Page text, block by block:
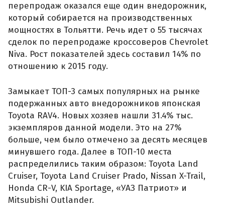
перепродаж оказался еще один внедорожник,
который собирается на производственных
мощностях в Тольятти. Речь идет о 55 тысячах
сделок по перепродаже кроссоверов Chevrolet
Niva. Рост показателей здесь составил 14% по
отношению к 2015 году.
Замыкает ТОП-3 самых популярных на рынке
подержанных авто внедорожников японская
Toyota RAV4. Новых хозяев нашли 31.4% тыс.
экземпляров данной модели. Это на 27%
больше, чем было отмечено за десять месяцев
минувшего года. Далее в ТОП-10 места
распределились таким образом: Toyota Land
Cruiser, Toyota Land Cruiser Prado, Nissan X-Trail,
Honda CR-V, KIA Sportage, «УАЗ Патриот» и
Mitsubishi Outlander.